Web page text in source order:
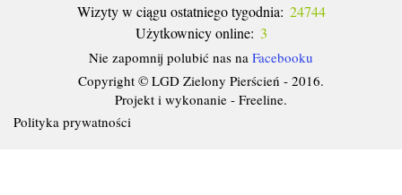
Wizyty w ciągu ostatniego tygodnia: 24744
Użytkownicy online: 3
Nie zapomnij polubić nas na Facebooku
Copyright © LGD Zielony Pierścień - 2016.
Projekt i wykonanie - Freeline.
Polityka prywatności